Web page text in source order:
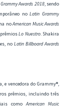
Grammy Awards 2018, sendo
noLatin Grammy
noAmerican Music Awards
prêmiosLo Nuestro. Shakira
noLatin Billboard Awards
e vencedora do Grammy®,
prêmios, incluindo três
comoAmerican Music